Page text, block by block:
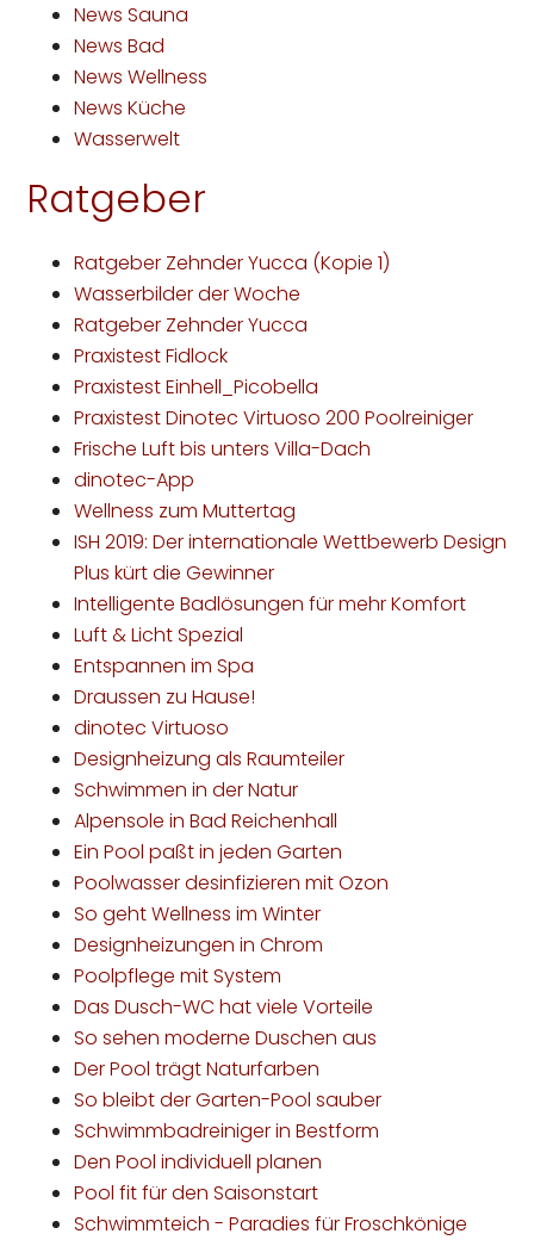
News Sauna
News Bad
News Wellness
News Küche
Wasserwelt
Ratgeber
Ratgeber Zehnder Yucca (Kopie 1)
Wasserbilder der Woche
Ratgeber Zehnder Yucca
Praxistest Fidlock
Praxistest Einhell_Picobella
Praxistest Dinotec Virtuoso 200 Poolreiniger
Frische Luft bis unters Villa-Dach
dinotec-App
Wellness zum Muttertag
ISH 2019: Der internationale Wettbewerb Design
Plus kürt die Gewinner
Intelligente Badlösungen für mehr Komfort
Luft & Licht Spezial
Entspannen im Spa
Draussen zu Hause!
dinotec Virtuoso
Designheizung als Raumteiler
Schwimmen in der Natur
Alpensole in Bad Reichenhall
Ein Pool paßt in jeden Garten
Poolwasser desinfizieren mit Ozon
So geht Wellness im Winter
Designheizungen in Chrom
Poolpflege mit System
Das Dusch-WC hat viele Vorteile
So sehen moderne Duschen aus
Der Pool trägt Naturfarben
So bleibt der Garten-Pool sauber
Schwimmbadreiniger in Bestform
Den Pool individuell planen
Pool fit für den Saisonstart
Schwimmteich - Paradies für Froschkönige